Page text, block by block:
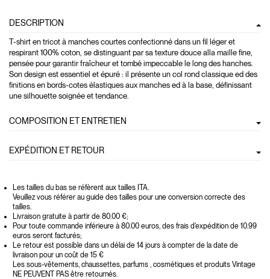
DESCRIPTION
T-shirt en tricot à manches courtes confectionné dans un fil léger et
respirant 100% coton, se distinguant par sa texture douce alla maille fine,
pensée pour garantir fraîcheur et tombé impeccable le long des hanches.
Son design est essentiel et épuré : il présente un col rond classique ed des
finitions en bords-cotes élastiques aux manches ed à la base, définissant
une silhouette soignée et tendance.
COMPOSITION ET ENTRETIEN
EXPÉDITION ET RETOUR
Les tailles du bas se réfèrent aux tailles ITA.
Veuillez vous référer au guide des tailles pour une conversion correcte des
tailles.
Livraison gratuite à partir de 80.00 €;
Pour toute commande inférieure à 80.00 euros, des frais d'expédition de 10.99
euros seront facturés;
Le retour est possible dans un délai de 14 jours à compter de la date de
livraison pour un coût de 15 €
Les sous-vêtements, chaussettes, parfums , cosmétiques et produits Vintage
NE PEUVENT PAS être retournés.